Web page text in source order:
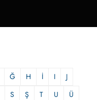
Ğ H İ I
J
S Ş T U
Ü